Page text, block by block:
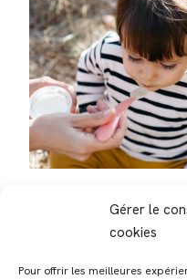
Gérer le
cookies
Pour offrir les meilleures